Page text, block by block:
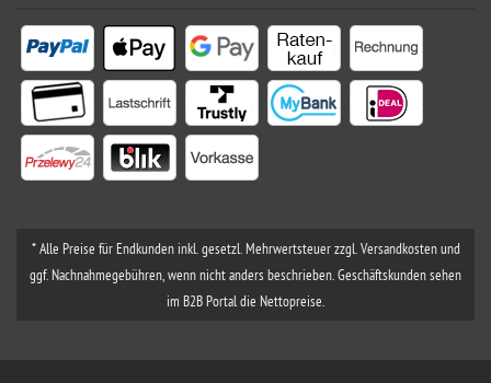
* Alle Preise für Endkunden inkl. gesetzl. Mehrwertsteuer zzgl. Versandkosten und
ggf. Nachnahmegebühren, wenn nicht anders beschrieben. Geschäftskunden sehen
im B2B Portal die Nettopreise.